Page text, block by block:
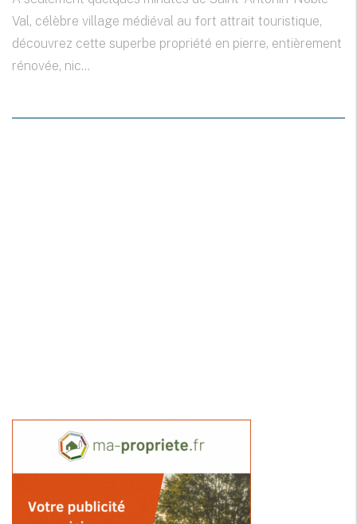
Val, célèbre village médiéval au fort attrait touristique,
découvrez cette superbe propriété en pierre, entièrement
rénovée, nic...